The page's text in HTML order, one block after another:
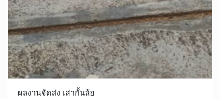
ผลงานจัดส่ง เสากั้นล้อ